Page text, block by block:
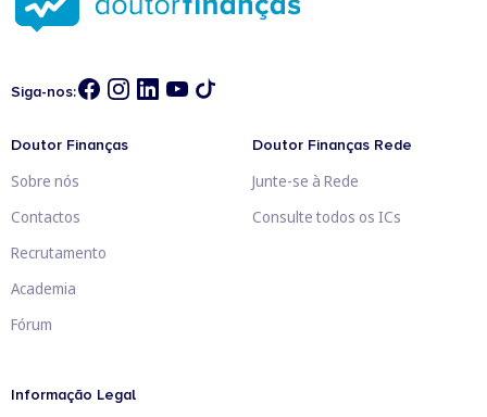
Siga-nos:
Doutor Finanças
Sobre nós
Contactos
Recrutamento
Academia
Fórum
Doutor Finanças Rede
Junte-se à Rede
Consulte todos os ICs
Informação Legal